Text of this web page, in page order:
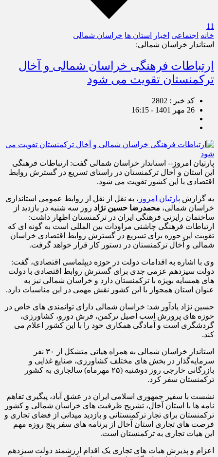
11
خانه اجتماعی اخبار استان ها خراسان شمالی
استاندار خراسان شمالی:
ارتباطات فرهنگی خراسان شمالی و آخال
ترکمنستان تقویت می شود
کد خبر : 2802
26 مهر 1401 - 16:15
پارتیان امروز-- استاندار خراسان شمالی گفت: ارتباطات فرهنگی
این استان و آخال ترکمنستان در راستای تسریع در گسترش روابط
اقتصادی با این کشور تقویت می شود.
به گزارش پارتیان امروز ، به نقل از نقل از روابط عمومی استانداری
خراسان شمالی، محمدرضا حسین نژاد روز سه شنبه در بازدید از
ساختمان رایزنی فرهنگی ایران در ترکمنستان اظهار داشت:
ارتباطات فرهنگی چاشنی مراودات بین المللی است به گونه ای که
تقویت این حوزه برای تسریع در گسترش روابط اقتصادی خراسان
شمالی و آخال ترکمنستان در دستور کار قرار خواهد گرفت.
وی با اشاره به اقدامات دولت در حوزه دیپلماسی اقتصادی، گفت:
دولت سیزدهم عزمی جدی برای گسترش روابط اقتصادی با دولت
های همسایه بویژه با ترکمنستان دارد و خراسان شمالی نیز به
عنوان استان همجوار با این کشور نقش مهمی در این مناسبات دارد.
حسین نژاد یادآور شد: خراسان شمالی دارای توانمندی های خاص در
حوزه های پرورش اسب اصیل ترکمن، فرش دورو، کشاورزی،
گردشگری است و آمادگی همکاری خود را با این کشور اعلام می
کند.
استاندار خراسان شمالی به همراه هیاتی متشکل از ۳۰ نفر
سرمایه‌گذار در بخش های مختلف کشاورزی، صنایع غذایی و
بازرگانی خارجی روز دوشنبه (۲۵ مهرماه) سالجاری به کشور
ترکمنستان سفر کرد.
نشست با سفیر جمهوری اسلامی ایران در عشق آباد، پیگیری تفاهم
نامه ها با استان آخال، تشریح ظرفیت های خراسان شمالی و کشور
ترکمنستان برای تجار ترکمنستانی و بازدید میدانی از فضای تجاری و
فرصت های تجاری استان آخال از برنامه های سفر پنج روزه مهم
این هیات تجاری به ترکمنستان است.
اعزام و پذیرش هیات های تجاری یک اقدام ارزشمند دولت سیزدهم